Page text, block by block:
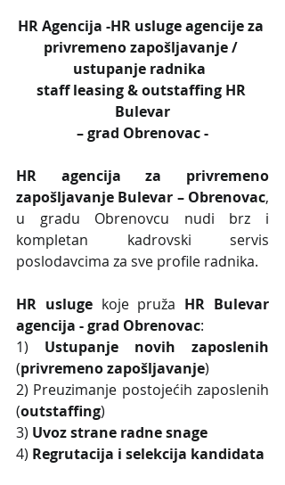
HR Agencija -HR usluge agencije za
privremeno zapošljavanje /
ustupanje radnika
staff leasing & outstaffing HR
Bulevar
– grad Obrenovac -
HR agencija za privremeno
zapošljavanje Bulevar – Obrenovac,
u gradu Obrenovcu nudi brz i
kompletan kadrovski servis
poslodavcima za sve profile radnika.
HR usluge koje pruža HR Bulevar
agencija - grad Obrenovac:
1) Ustupanje novih zaposlenih
(privremeno zapošljavanje)
2) Preuzimanje postojećih zaposlenih
(outstaffing)
3) Uvoz strane radne snage
4) Regrutacija i selekcija kandidata